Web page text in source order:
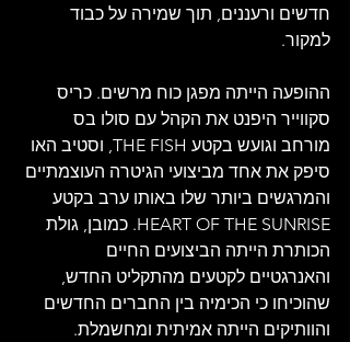
חדשים ורעננים, תוך שמירה על כבוד
למקור.
ההופעה הייתה מפגן כוח מרשים. כריס
סקווייר היפנט את הקהל עם סולו בס
מורחב וגועש בקטע THE FISH, וסטיב האו
סיפק את אחד מביצועי הגיטרה העוצמתיים
והמרגשים ביותר שלו באותו ערב בקטע
HEART OF THE SUNRISE. כמובן, גולת
הכותרת הייתה הביצועים החיים
והאנרגטיים לקטעים מהתקליט החדש,
שהוכיחו כי הכימיה בין החברים החדשים
והוותיקים הייתה אמיתית ומחשמלת.